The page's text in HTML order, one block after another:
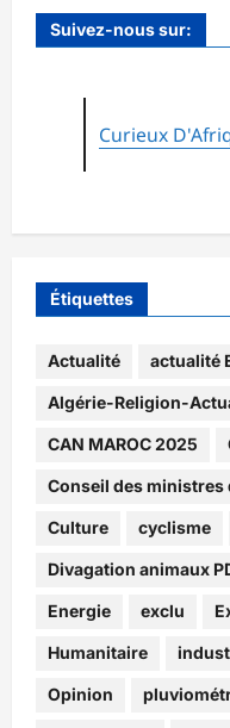
Suivez-nous sur:
Curieux
Étiquettes
Actualité actualité
Algérie-Religion-
CAN MAROC 2025
Conseil des ministres
Culture cyclisme
Divagation animaux
Energie exclu
Humanitaire
Opinion